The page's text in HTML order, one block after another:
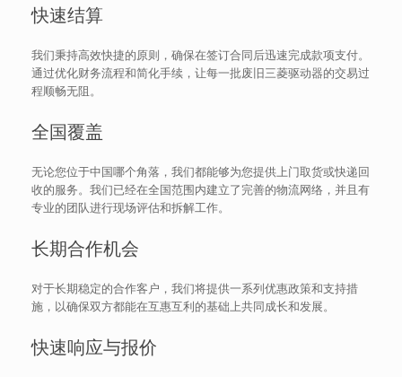
快速结算
我们秉持高效快捷的原则，确保在签订合同后迅速完成款项支付。
通过优化财务流程和简化手续，让每一批废旧三菱驱动器的交易过
程顺畅无阻。
全国覆盖
无论您位于中国哪个角落，我们都能够为您提供上门取货或快递回
收的服务。我们已经在全国范围内建立了完善的物流网络，并且有
专业的团队进行现场评估和拆解工作。
长期合作机会
对于长期稳定的合作客户，我们将提供一系列优惠政策和支持措
施，以确保双方都能在互惠互利的基础上共同成长和发展。
快速响应与报价